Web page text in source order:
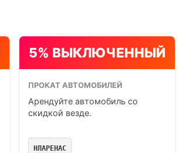
5% ВЫКЛЮЧЕННЫЙ
ПРОКАТ АВТОМОБИЛЕЙ
Арендуйте автомобиль со
скидкой везде.
НЛАРЕНАС